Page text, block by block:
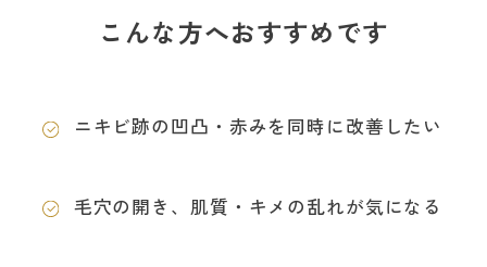
こんな方へおすすめです
ニキビ跡の凹凸・赤みを同時に改善したい
毛穴の開き、肌質・キメの乱れが気になる